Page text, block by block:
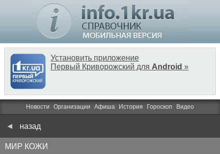
Установить приложение
Первый Криворожский для Android »
Новости Организации Афиша История Гороскоп Видео
назад
МИР КОЖИ